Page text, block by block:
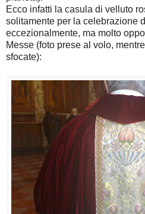
Ecco infatti la casula di velluto
solitamente per la celebrazione
eccezionalmente, ma molto
Messe (foto prese al volo,
sfocate):